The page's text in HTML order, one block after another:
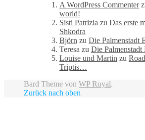
A WordPress Commenter
world!
Sisti Patrizia zu Das erste
Shkodra
Björn zu Die Palmenstadt
Teresa zu Die
Louise und Martin zu
Triptis…
Bard Theme von WP Royal.
Zurück nach oben